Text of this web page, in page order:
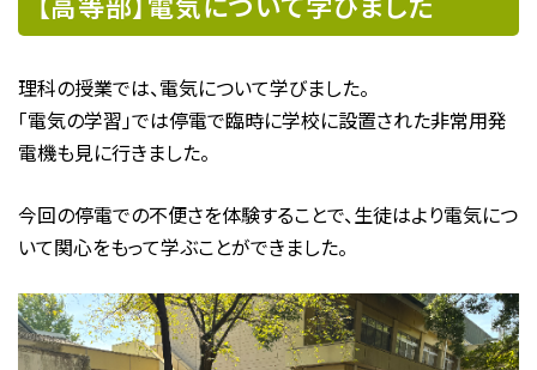
理科の授業では、電気について学びました。
「電気の学習」では停電で臨時に学校に設置された非常用発
電機も見に行きました。
今回の停電での不便さを体験することで、生徒はより電気につ
いて関心をもって学ぶことができました。